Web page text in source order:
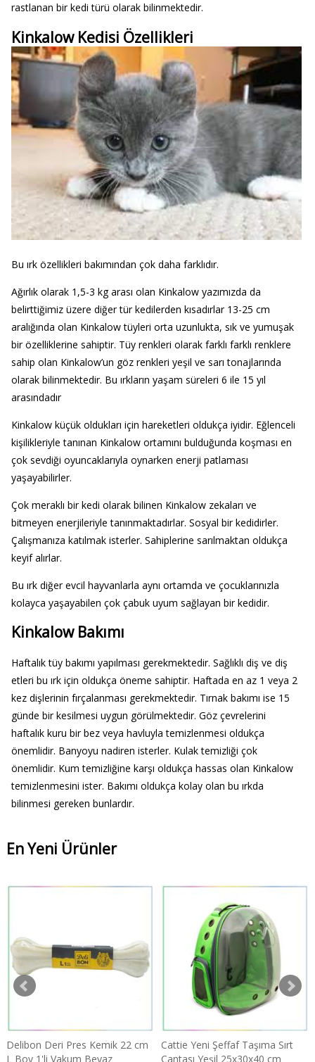
rastlanan bir kedi türü olarak bilinmektedir.
Kinkalow Kedisi Özellikleri
Bu ırk özellikleri bakımından çok daha farklıdır.
Ağırlık olarak 1,5-3 kg arası olan Kinkalow yazımızda da
belirttiğimiz üzere diğer tür kedilerden kısadırlar 13-25 cm
aralığında olan Kinkalow tüyleri orta uzunlukta, sık ve yumuşak
bir özelliklerine sahiptir. Tüy renkleri olarak farklı farklı renklere
sahip olan Kinkalow’un göz renkleri yeşil ve sarı tonajlarında
olarak bilinmektedir. Bu ırkların yaşam süreleri 6 ile 15 yıl
arasındadır
Kinkalow küçük oldukları için hareketleri oldukça iyidir. Eğlenceli
kişilikleriyle tanınan Kinkalow ortamını bulduğunda koşması en
çok sevdiği oyuncaklarıyla oynarken enerji patlaması
yaşayabilirler.
Çok meraklı bir kedi olarak bilinen Kinkalow zekaları ve
bitmeyen enerjileriyle tanınmaktadırlar. Sosyal bir kedidirler.
Çalışmanıza katılmak isterler. Sahiplerine sarılmaktan oldukça
keyif alırlar.
Bu ırk diğer evcil hayvanlarla aynı ortamda ve çocuklarınızla
kolayca yaşayabilen çok çabuk uyum sağlayan bir kedidir.
Kinkalow Bakımı
Haftalık tüy bakımı yapılması gerekmektedir. Sağlıklı diş ve diş
etleri bu ırk için oldukça öneme sahiptir. Haftada en az 1 veya 2
kez dişlerinin fırçalanması gerekmektedir. Tırnak bakımı ise 15
günde bir kesilmesi uygun görülmektedir. Göz çevrelerini
haftalık kuru bir bez veya havluyla temizlenmesi oldukça
önemlidir. Banyoyu nadiren isterler. Kulak temizliği çok
önemlidir. Kum temizliğine karşı oldukça hassas olan Kinkalow
temizlenmesini ister. Bakımı oldukça kolay olan bu ırkda
bilinmesi gereken bunlardır.
En Yeni Ürünler
Delibon Deri Pres Kemik 22 cm
L Boy 1'li Vakum Beyaz
Cattie Yeni Şeffaf Taşıma Sırt
Çantası Yeşil 25x30x40 cm